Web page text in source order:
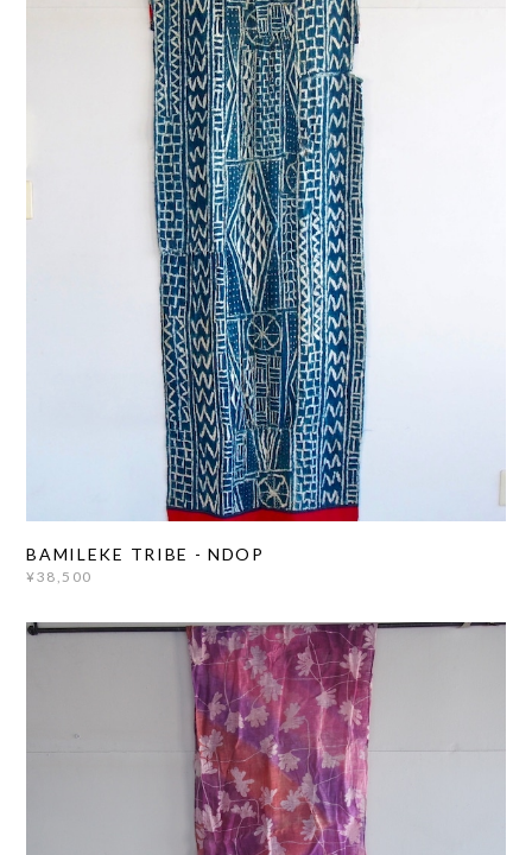
BAMILEKE TRIBE - NDOP
¥38,500